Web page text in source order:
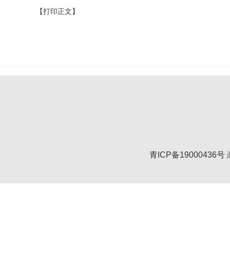
【打印正文】
青ICP备19000436号